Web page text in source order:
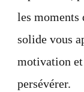
les moments
solide vous
motivation et
persévérer.